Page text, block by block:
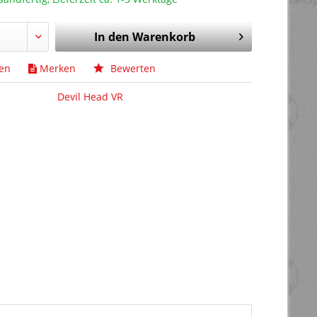
In denWarenkorb
Merken Bewerten
Devil Head VR